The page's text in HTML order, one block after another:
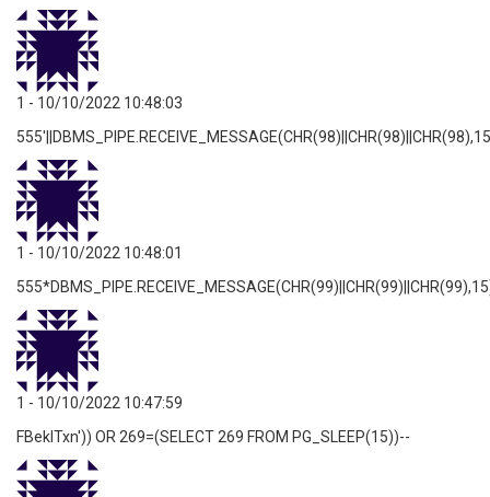
1 - 10/10/2022 10:48:03
1 - 10/10/2022 10:48:01
1 - 10/10/2022 10:47:59
FBeklTxn')) OR 269=(SELECT 269 FROM PG_SLEEP(15))--